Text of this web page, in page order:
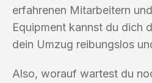
erfahrenen Mitarbeitern
Equipment kannst du dich
dein Umzug reibungslos
Also, worauf wartest du